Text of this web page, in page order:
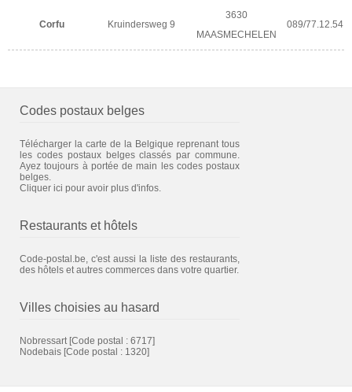
Corfu Kruindersweg 9
3630
MAASMECHELEN
089/77.12.54
Codes postaux belges
Télécharger la carte de la Belgique reprenant tous
les codes postaux belges classés par commune.
Ayez toujours à portée de main les codes postaux
belges.
Cliquer ici pour avoir plus d'infos.
Restaurants et hôtels
Code-postal.be, c'est aussi la liste des restaurants,
des hôtels et autres commerces dans votre quartier.
Villes choisies au hasard
Nobressart [Code postal : 6717]
Nodebais [Code postal : 1320]